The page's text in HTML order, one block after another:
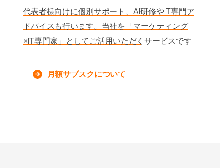
代表者様向けに個別サポート、AI研修やIT専門ア
ドバイスも行います。当社を「マーケティング
×IT専門家」としてご活用いただくサービスです
月額サブスクについて